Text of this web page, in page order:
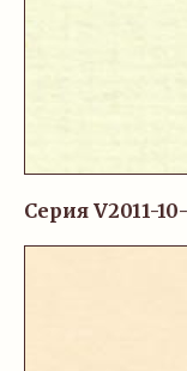
Серия V2011-